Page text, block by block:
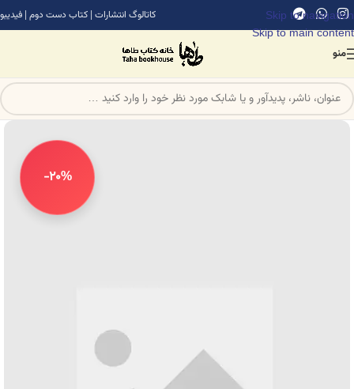
Skip to navigation
Skip to main content
کاتالوگ انتشارات | کتاب دست دوم | فیدیبو
منو
-20%